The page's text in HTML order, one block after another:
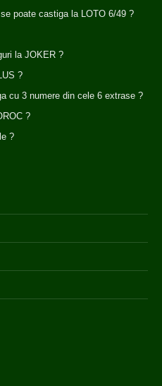
poate castiga la LOTO 6/49 ?
la JOKER ?
?
cu 3 numere din cele 6 extrase ?
?
?